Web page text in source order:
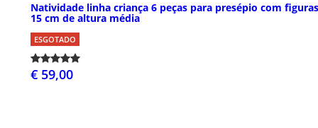
Natividade linha criança 6 peças para presépio com
15 cm de altura média
ESGOTADO
€ 59,00